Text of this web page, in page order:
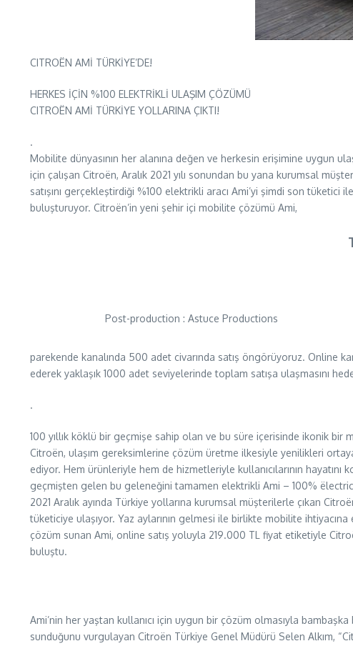
CITROËN AMİ TÜRKİYE’DE!
HERKES İÇİN %100 ELEKTRİKLİ ULAŞIM ÇÖZÜMÜ
CITROËN AMİ TÜRKİYE YOLLARINA ÇIKTI!
.
Mobilite dünyasının her alanına değen ve herkesin erişimine uygun
için çalışan Citroën, Aralık 2021 yılı sonundan bu yana kurumsal
satışını gerçekleştirdiği %100 elektrikli aracı Ami’yi şimdi son tüketici ile
buluşturuyor. Citroën’in yeni şehir içi mobilite çözümü Ami,
Post-production : Astuce Productions
parekende kanalında 500 adet civarında satış öngörüyoruz. Online
ederek yaklaşık 1000 adet seviyelerinde toplam satışa ulaşmasını
.
100 yıllık köklü bir geçmişe sahip olan ve bu süre içerisinde ikonik bir
Citroën, ulaşım gereksimlerine çözüm üretme ilkesiyle yenilikleri
ediyor. Hem ürünleriyle hem de hizmetleriyle kullanıcılarının hayatını
geçmişten gelen bu geleneğini tamamen elektrikli Ami – 100%
2021 Aralık ayında Türkiye yollarına kurumsal müşterilerle çıkan
tüketiciye ulaşıyor. Yaz aylarının gelmesi ile birlikte mobilite
çözüm sunan Ami, online satış yoluyla 219.000 TL fiyat etiketiyle
buluştu.
Ami’nin her yaştan kullanıcı için uygun bir çözüm olmasıyla bambaşka
sunduğunu vurgulayan Citroën Türkiye Genel Müdürü Selen Alkım,